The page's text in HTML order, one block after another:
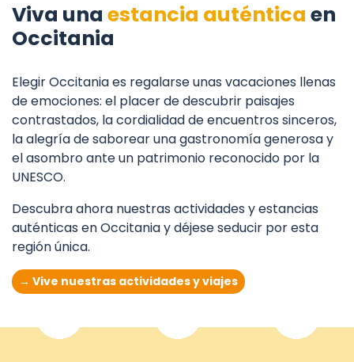
Viva una estancia auténtica en
Occitania
Elegir Occitania es regalarse unas vacaciones llenas
de emociones: el placer de descubrir paisajes
contrastados, la cordialidad de encuentros sinceros,
la alegría de saborear una gastronomía generosa y
el asombro ante un patrimonio reconocido por la
UNESCO.
Descubra ahora nuestras actividades y estancias
auténticas en Occitania y déjese seducir por esta
región única.
→ Vive nuestras actividades y viajes